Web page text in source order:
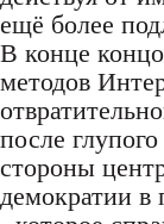
ещё более
В конце
методов
после
стороны
демократии в